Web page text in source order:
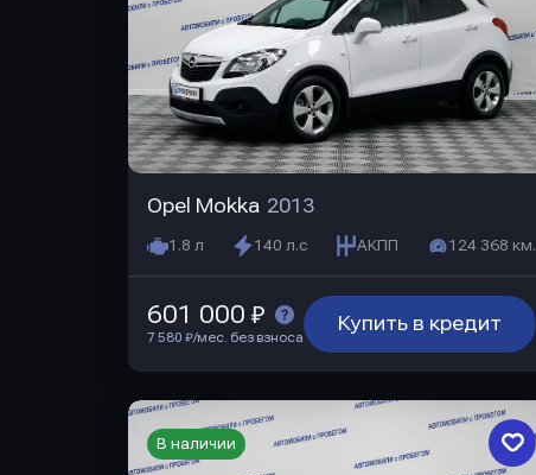
Opel Mokka 2013
1.8 л 140 л.с АКПП 124 368 км.
Купить в кредит
601 000 ₽
7 580 ₽/мес. без взноса
В наличии